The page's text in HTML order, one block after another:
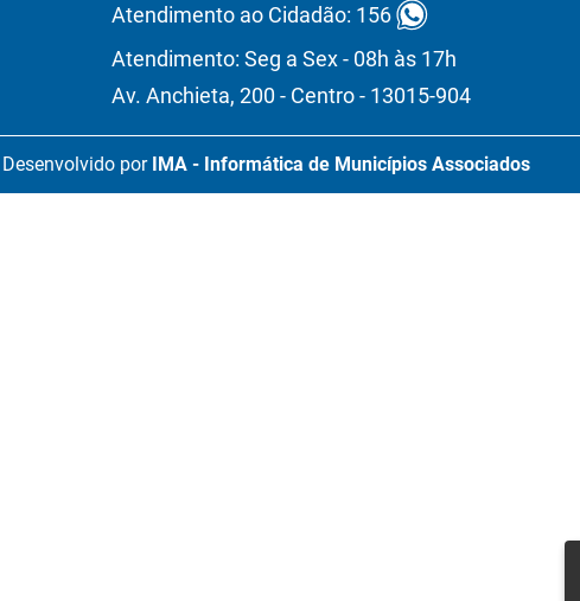
Atendimento ao Cidadão: 156
Atendimento: Seg a Sex - 08h às 17h
Av. Anchieta, 200 - Centro - 13015-904
Desenvolvido por IMA - Informática de Municípios Associados